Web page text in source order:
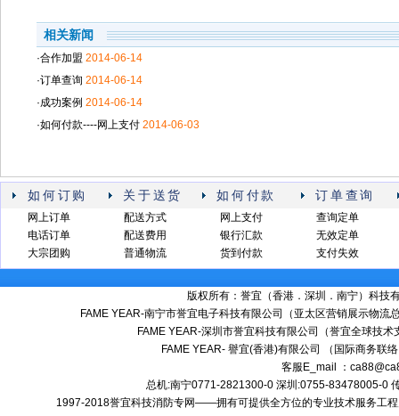
相关新闻
·合作加盟 2014-06-14
·订单查询 2014-06-14
·成功案例 2014-06-14
·如何付款----网上支付 2014-06-03
如何订购 关于送货 如何付款 订单查询
网上订单
电话订单
大宗团购
配送方式
配送费用
普通物流
网上支付
银行汇款
货到付款
查询定单
无效定单
支付失效
版权所有：誉宜（香港．深圳．南宁）科技
FAME YEAR-南宁市誉宜电子科技有限公司（亚太区营销展示物
FAME YEAR-深圳市誉宜科技有限公司（誉宜全球技
FAME YEAR- 譽宜(香港)有限公司 （国际商务联
客服E_mail ：
总机:南宁0771-2821300-0 深圳:0755-83478005-
1997-2018誉宜科技消防专网——拥有可提供全方位的专业技术服务工